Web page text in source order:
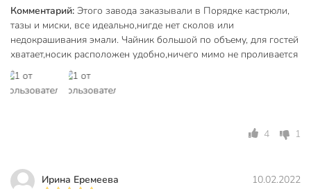
Материал корпуса
сталь
Эмалированное покрытие
эмалированные
недорогой
Со свистком
термоизолированной
Тип полировки
Комментарий: Этого завода заказывали в Порядке кастрюли,
тазы и миски, все идеально,нигде нет сколов или
недокрашивания эмали. Чайник большой по объему, для гостей
хватает,носик расположен удобно,ничего мимо не проливается
4 1
Ирина Еремеева 10.02.2022